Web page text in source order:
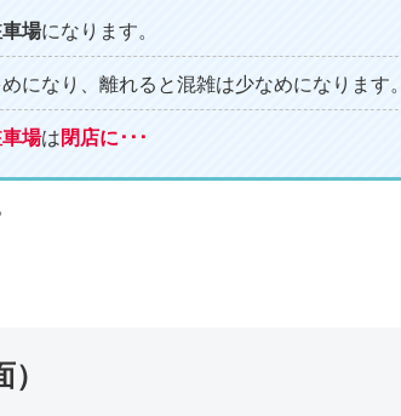
場になります。
になり、離れると混雑は少なめになります。
場は閉店に･･･